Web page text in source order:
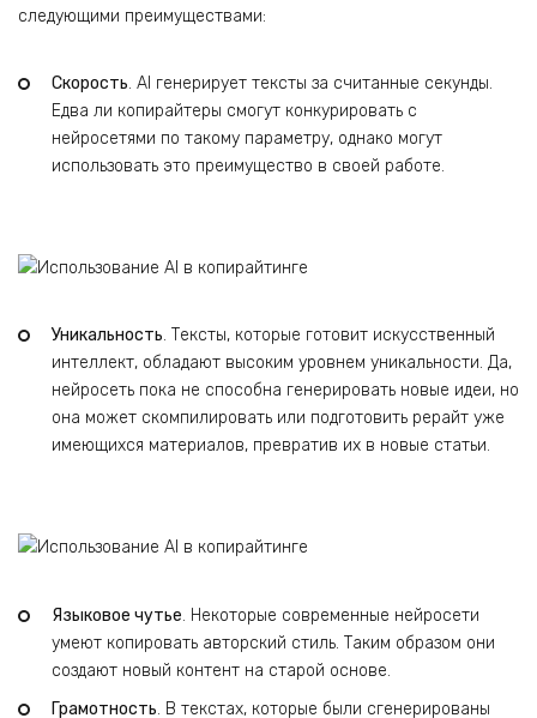
следующими преимуществами:
Скорость. AI генерирует тексты за считанные секунды.
Едва ли копирайтеры смогут конкурировать с
нейросетями по такому параметру, однако могут
использовать это преимущество в своей работе.
Уникальность. Тексты, которые готовит искусственный
интеллект, обладают высоким уровнем уникальности. Да,
нейросеть пока не способна генерировать новые идеи, но
она может скомпилировать или подготовить рерайт уже
имеющихся материалов, превратив их в новые статьи.
Языковое чутье. Некоторые современные нейросети
умеют копировать авторский стиль. Таким образом они
создают новый контент на старой основе.
Грамотность. В текстах, которые были сгенерированы